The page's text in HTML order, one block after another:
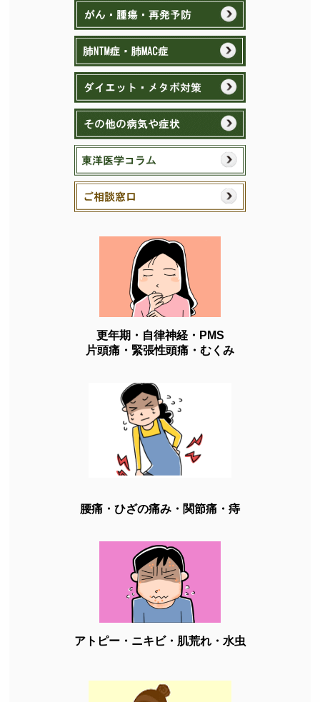
更年期・自律神経・PMS
片頭痛・緊張性頭痛・むくみ
腰痛・ひざの痛み・関節痛・痔
アトピー・ニキビ・肌荒れ・水虫